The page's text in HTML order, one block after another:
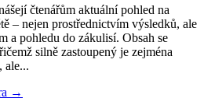
čtenářům aktuální pohled na
– nejen prostřednictvím výsledků, ale
a pohledu do zákulisí. Obsah se
silně zastoupený je zejména
ale...
→